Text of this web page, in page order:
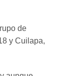
de
y Cuilapa,